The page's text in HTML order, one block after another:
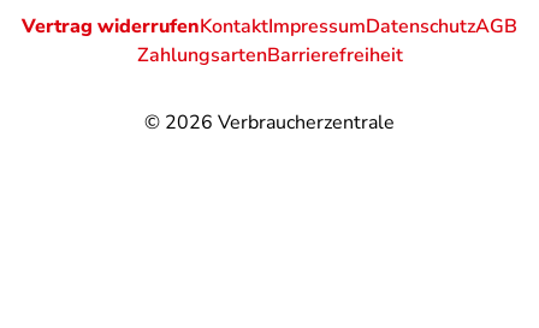
© 2026 Verbraucherzentrale
Vertrag widerrufenKontaktImpressumDatenschutzAGB
ZahlungsartenBarrierefreiheit